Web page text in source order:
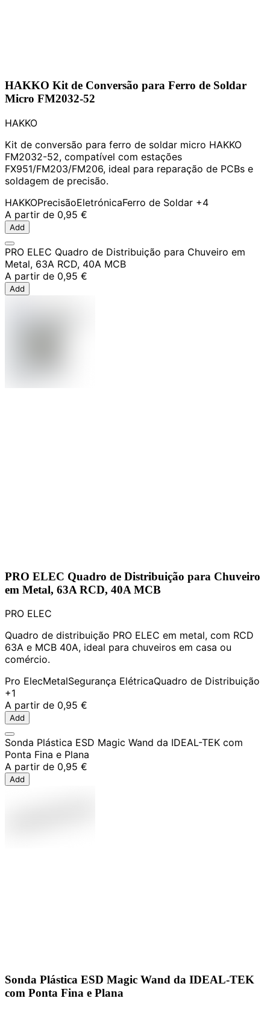
HAKKO Kit de Conversão para Ferro de Soldar
Micro FM2032-52
HAKKO
Kit de conversão para ferro de soldar micro HAKKO
FM2032-52, compatível com estações
FX951/FM203/FM206, ideal para reparação de PCBs e
soldagem de precisão.
HAKKOPrecisãoEletrónicaFerro de Soldar +4
A partir de 0,95 €
Add
PRO ELEC Quadro de Distribuição para Chuveiro em
Metal, 63A RCD, 40A MCB
A partir de 0,95 €
Add
PRO ELEC Quadro de Distribuição para Chuveiro
em Metal, 63A RCD, 40A MCB
PRO ELEC
Quadro de distribuição PRO ELEC em metal, com RCD
63A e MCB 40A, ideal para chuveiros em casa ou
comércio.
Pro ElecMetalSegurança ElétricaQuadro de Distribuição
+1
A partir de 0,95 €
Add
Sonda Plástica ESD Magic Wand da IDEAL-TEK com
Ponta Fina e Plana
A partir de 0,95 €
Add
Sonda Plástica ESD Magic Wand da IDEAL-TEK
com Ponta Fina e Plana